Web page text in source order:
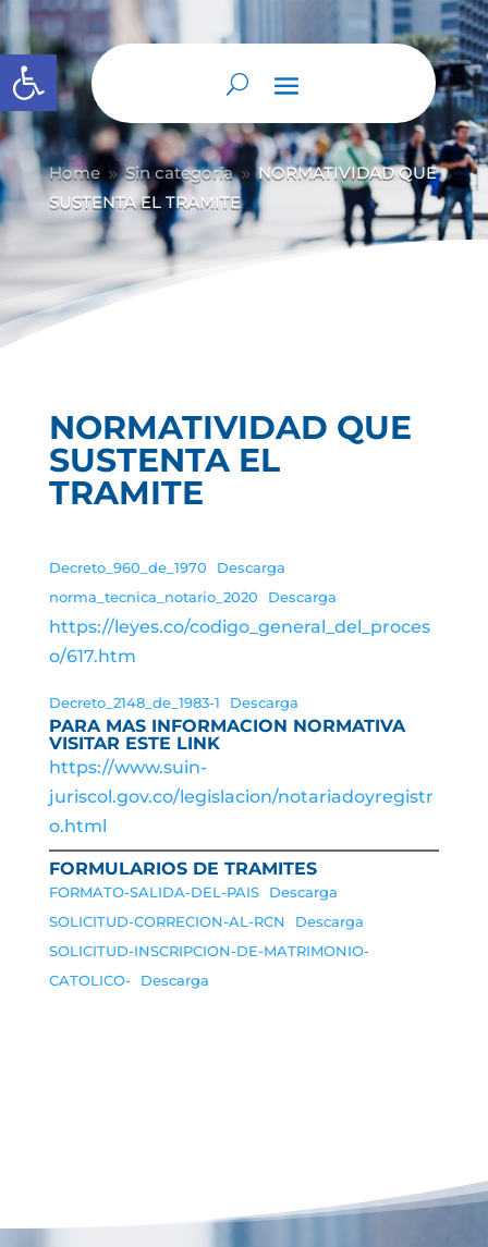
Abrir barra de herramientas
Home 9 Sin categoría 9 NORMATIVIDAD QUE
SUSTENTA EL TRAMITE
NORMATIVIDAD QUE
SUSTENTA EL
TRAMITE
Decreto_960_de_1970
Descarga
norma_tecnica_notario_2020
Descarga
https://leyes.co/codigo_general_del_proces
o/617.htm
Decreto_2148_de_1983-1 Descarga
PARA MAS INFORMACION NORMATIVA
VISITAR ESTE LINK
https://www.suin-
juriscol.gov.co/legislacion/notariadoyregistr
o.html
FORMULARIOS DE TRAMITES
FORMATO-SALIDA-DEL-PAIS
Descarga
SOLICITUD-CORRECION-AL-RCN
Descarga
SOLICITUD-INSCRIPCION-DE-MATRIMONIO-
CATOLICO-
Descarga